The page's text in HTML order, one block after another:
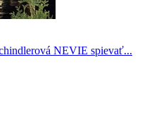
NEVIE spievať...